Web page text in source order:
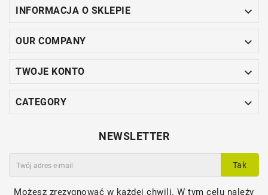
INFORMACJA O SKLEPIE 
OUR COMPANY 
TWOJE KONTO 
CATEGORY 
NEWSLETTER
Tak
Możesz zrezygnować w każdej chwili. W tym celu należy